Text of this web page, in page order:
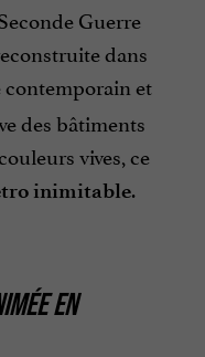
Guerre
dans
contemporain et
des bâtiments
vives, ce
inimitable.
EN